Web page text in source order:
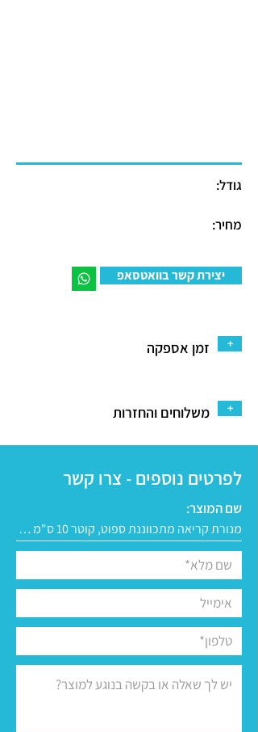
גודל:
מחיר:
יצירת קשר בוואטסאפ
זמן אספקה +
משלוחים והחזרות +
לפרטים נוספים - צרו קשר
שם המוצר: